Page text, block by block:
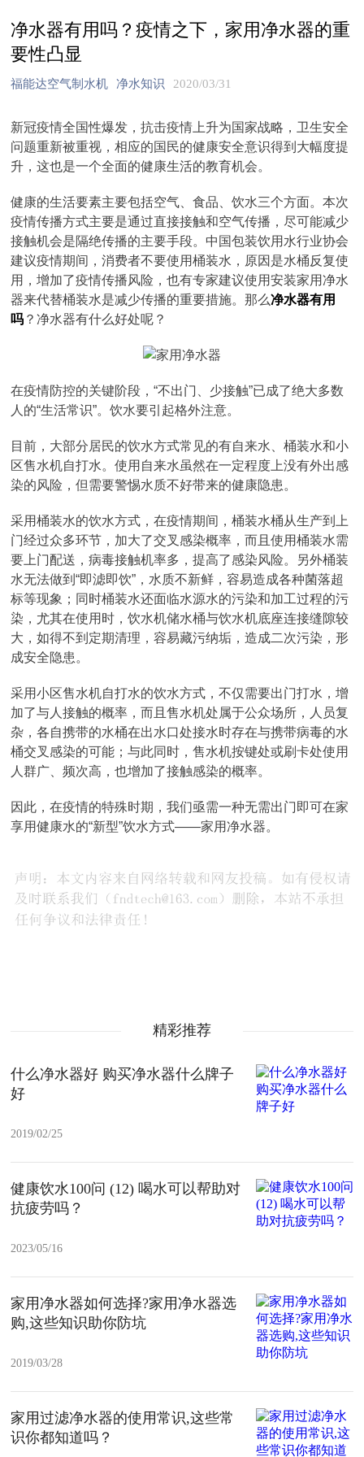
净水器有用吗？疫情之下，家用净水器的重
要性凸显
福能达空气制水机 净水知识 2020/03/31
新冠疫情全国性爆发，抗击疫情上升为国家战略，卫生安全
问题重新被重视，相应的国民的健康安全意识得到大幅度提
升，这也是一个全面的健康生活的教育机会。
健康的生活要素主要包括空气、食品、饮水三个方面。本次
疫情传播方式主要是通过直接接触和空气传播，尽可能减少
接触机会是隔绝传播的主要手段。中国包装饮用水行业协会
建议疫情期间，消费者不要使用桶装水，原因是水桶反复使
用，增加了疫情传播风险，也有专家建议使用安装家用净水
器来代替桶装水是减少传播的重要措施。那么净水器有用
吗 ？净水器有什么好处呢？
在疫情防控的关键阶段，“不出门、少接触”已成了绝大多数
人的“生活常识”。饮水要引起格外注意。
目前，大部分居民的饮水方式常见的有自来水、桶装水和小
区售水机自打水。使用自来水虽然在一定程度上没有外出感
染的风险，但需要警惕水质不好带来的健康隐患。
采用桶装水的饮水方式，在疫情期间，桶装水桶从生产到上
门经过众多环节，加大了交叉感染概率，而且使用桶装水需
要上门配送，病毒接触机率多，提高了感染风险。另外桶装
水无法做到“即滤即饮”，水质不新鲜，容易造成各种菌落超
标等现象；同时桶装水还面临水源水的污染和加工过程的污
染，尤其在使用时，饮水机储水桶与饮水机底座连接缝隙较
大，如得不到定期清理，容易藏污纳垢，造成二次污染，形
成安全隐患。
采用小区售水机自打水的饮水方式，不仅需要出门打水，增
加了与人接触的概率，而且售水机处属于公众场所，人员复
杂，各自携带的水桶在出水口处接水时存在与携带病毒的水
桶交叉感染的可能；与此同时，售水机按键处或刷卡处使用
人群广、频次高，也增加了接触感染的概率。
因此，在疫情的特殊时期，我们亟需一种无需出门即可在家
享用健康水的“新型”饮水方式——家用净水器。
精彩推荐
什么净水器好 购买净水器什么牌子
好
2019/02/25
健康饮水100问 (12) 喝水可以帮助对
抗疲劳吗？
2023/05/16
家用净水器如何选择?家用净水器选
购,这些知识助你防坑
2019/03/28
家用过滤净水器的使用常识,这些常
识你都知道吗？